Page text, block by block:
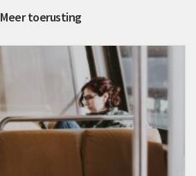
Meer toerusting